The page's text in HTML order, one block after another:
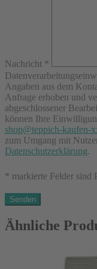
Nachricht *
Angaben aus dem
Anfrage erhoben und
abgeschlossener
können Ihre
shop@teppich-kaufen-
zum Umgang mit
Datenschutzerklärung.
* markierte Felder sind
Ähnliche